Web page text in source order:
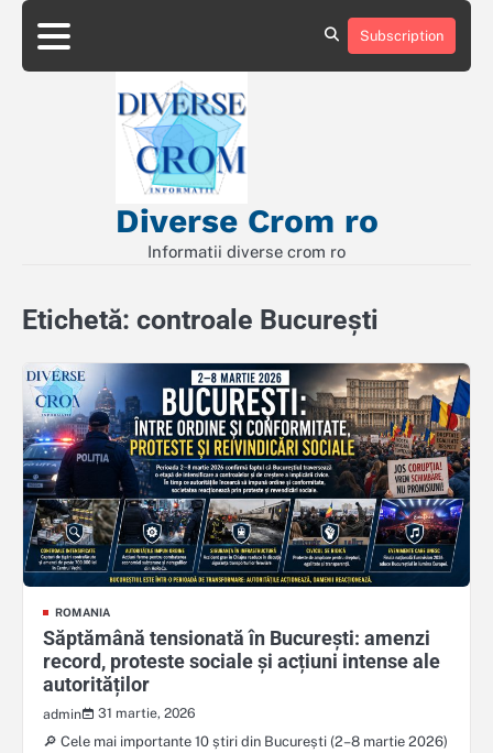
Skip
content
Contact
Politică
Subscription
Diverse Crom ro
Informatii diverse crom ro
Etichetă: controale București
ROMANIA
Săptămână tensionată în București: amenzi
record, proteste sociale și acțiuni intense ale
autorităților
admin
31 martie, 2026
🔎 Cele mai importante 10 știri din București (2–8 martie 2026)